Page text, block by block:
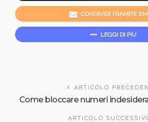
CONDIVIDI TRAMITE
LEGGI DI PIÙ
ARTICOLO
Come bloccare numeri
ARTICOLO